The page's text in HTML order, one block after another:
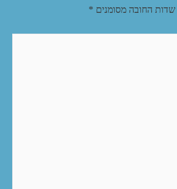
tשדות החובה מסומנים *